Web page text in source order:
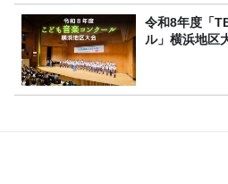
令和8年度「
ル」横浜地区